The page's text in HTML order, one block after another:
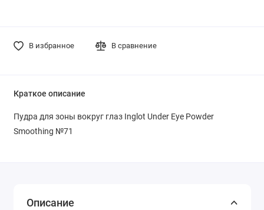
В избранное В сравнение
Краткое описание
Пудра для зоны вокруг глаз Inglot Under Eye Powder
Smoothing №71
Описание